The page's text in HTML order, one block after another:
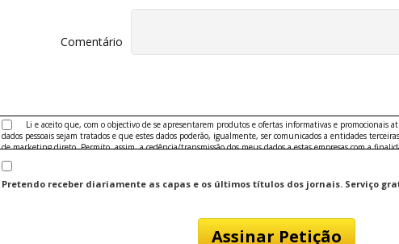
Comentário
Li e aceito que, com o objectivo de se apresentarem produtos e ofertas informativas e promocionais
dados pessoais sejam tratados e que estes dados poderão, igualmente, ser comunicados a entidades
de marketing direto. Permito, assim, a cedência/transmissão dos meus dados a estas empresas com a
publicidade das seguintes áreas:
Banca (crédito, cartões)
jardinagem, hobbies, comunicação e entretenimento, jogos, lotarias e concursos.
Ofertas no sector do grande consumo: electrónica, informática, moda e têxtil, imagem e som,
Pretendo receber diariamente as capas e os últimos títulos dos jornais. Serviço